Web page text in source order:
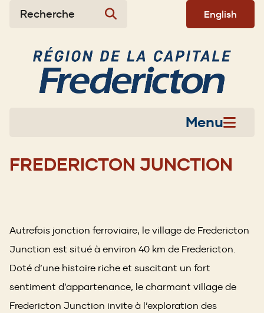
principal
Recherche English
Menu
FREDERICTON JUNCTION
Autrefois jonction ferroviaire, le village de Fredericton
Junction est situé à environ 40 km de Fredericton.
Doté d’une histoire riche et suscitant un fort
sentiment d’appartenance, le charmant village de
Fredericton Junction invite à l’exploration des